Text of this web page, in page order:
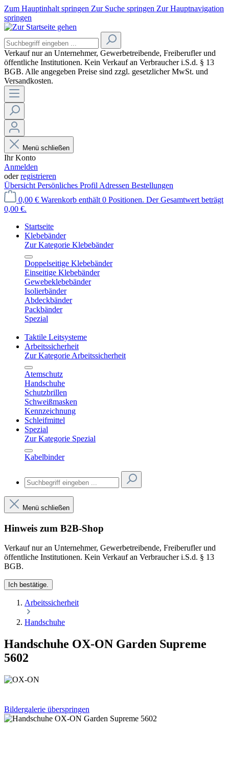
Zum Hauptinhalt springen Zur Suche springen Zur Hauptnavigation
springen
Verkauf nur an Unternehmer, Gewerbetreibende, Freiberufler und
öffentliche Institutionen. Kein Verkauf an Verbraucheri.S.d. § 13
BGB. Alle angegeben Preise sind zzgl. gesetzlicher MwSt. und
Versandkosten.
Menü schließen
Ihr Konto
Anmelden
oderregistrieren
Übersicht Persönliches Profil Adressen Bestellungen
0,00 € Warenkorb enthält 0 Positionen. Der Gesamtwert beträgt
0,00 €.
Startseite
Klebebänder
Zur Kategorie Klebebänder
Doppelseitige Klebebänder
Einseitige Klebebänder
Gewebeklebebänder
Isolierbänder
Abdeckbänder
Packbänder
Spezial
Taktile Leitsysteme
Arbeitssicherheit
Zur Kategorie Arbeitssicherheit
Atemschutz
Handschuhe
Schutzbrillen
Schweißmasken
Kennzeichnung
Schleifmittel
Spezial
Zur Kategorie Spezial
Kabelbinder
Menü schließen
Hinweis zum B2B-Shop
Verkauf nur an Unternehmer, Gewerbetreibende, Freiberufler und
öffentliche Institutionen. Kein Verkauf an Verbraucher i.S.d. § 13
BGB.
Ich bestätige.
Arbeitssicherheit
Handschuhe
Handschuhe OX-ON Garden Supreme
5602
Bildergalerie überspringen